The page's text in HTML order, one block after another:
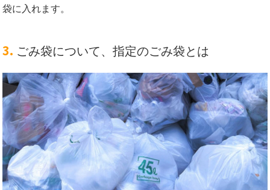
袋に入れます。
3. ごみ袋について、指定のごみ袋とは